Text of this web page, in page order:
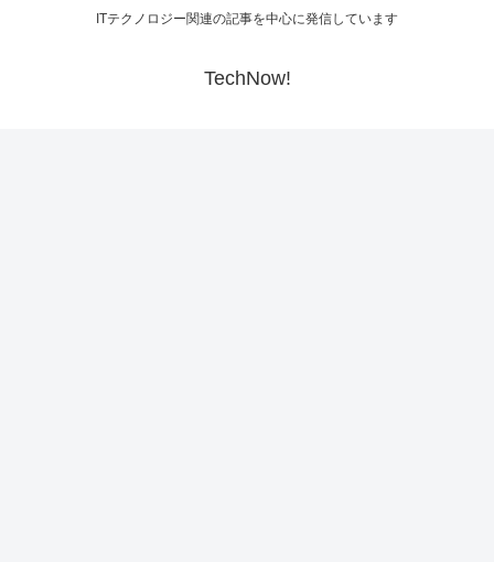
ITテクノロジー関連の記事を中心に発信しています
TechNow!